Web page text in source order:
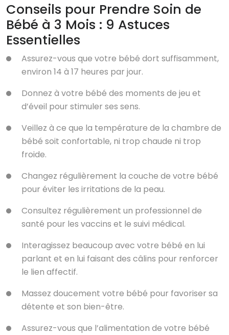
Conseils pour Prendre Soin de
Bébé à 3 Mois : 9 Astuces
Essentielles
Assurez-vous que votre bébé dort suffisamment,
environ 14 à 17 heures par jour.
Donnez à votre bébé des moments de jeu et
d’éveil pour stimuler ses sens.
Veillez à ce que la température de la chambre de
bébé soit confortable, ni trop chaude ni trop
froide.
Changez régulièrement la couche de votre bébé
pour éviter les irritations de la peau.
Consultez régulièrement un professionnel de
santé pour les vaccins et le suivi médical.
Interagissez beaucoup avec votre bébé en lui
parlant et en lui faisant des câlins pour renforcer
le lien affectif.
Massez doucement votre bébé pour favoriser sa
détente et son bien-être.
Assurez-vous que l’alimentation de votre bébé